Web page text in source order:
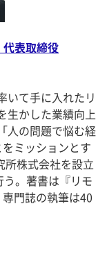
表取締役
いて手に入れたリ
生かした業績向上
人の問題で悩む経
ミッションとす
所株式会社を設立
。著書は『リモ
門誌の執筆は40